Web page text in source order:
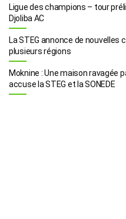
Ligue des champions – tour
Djoliba AC
La STEG annonce de
plusieurs régions
Moknine : Une maison ravagée
accuse la STEG et la SONEDE